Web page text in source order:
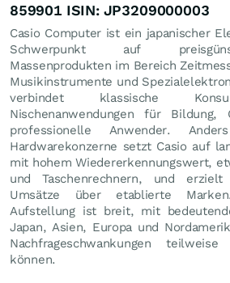
859901 ISIN: JP3209000003
Casio Computer ist ein japanischer
Schwerpunkt auf
Massenprodukten im Bereich
Musikinstrumente und
verbindet klassische
Nischenanwendungen für
professionelle Anwender.
Hardwarekonzerne setzt Casio auf
mit hohem Wiedererkennungswert,
und Taschenrechnern, und
Umsätze über etablierte
Aufstellung ist breit, mit
Japan, Asien, Europa und
Nachfrageschwankungen
können.